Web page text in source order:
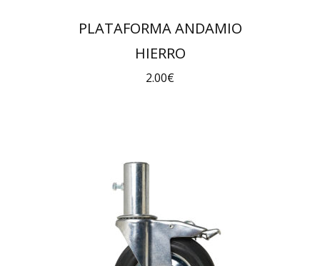
PLATAFORMA ANDAMIO
HIERRO
2.00€